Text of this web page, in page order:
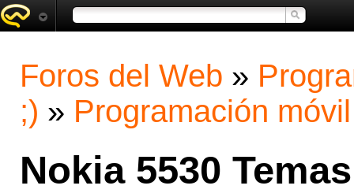
Foros del Web »
;) » Programación móvil
Nokia 5530